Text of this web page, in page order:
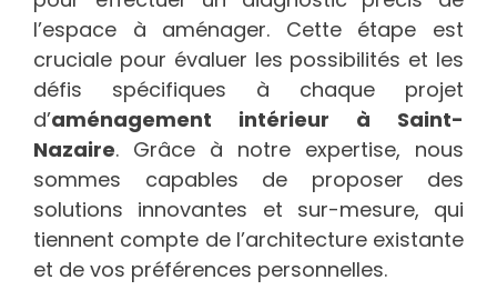
l’espace à aménager. Cette étape est
cruciale pour évaluer les possibilités et les
défis spécifiques à chaque projet
d’aménagement intérieur à Saint-
Nazaire. Grâce à notre expertise, nous
sommes capables de proposer des
solutions innovantes et sur-mesure, qui
tiennent compte de l’architecture existante
et de vos préférences personnelles.